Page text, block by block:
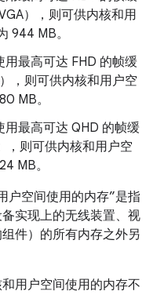
），则可供内核和用
944 MB。
最高可达 FHD 的帧缓
，则可供内核和用户空
MB。
最高可达 QHD 的帧缓
，则可供内核和用户空
MB。
户空间使用的内存”是指
实现上的无线装置、视
件）的所有内存之外另
用户空间使用的内存不